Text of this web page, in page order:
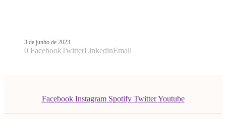
3 de junho de 2023
0 FacebookTwitterLinkedinEmail
Facebook Instagram Spotify Twitter Youtube